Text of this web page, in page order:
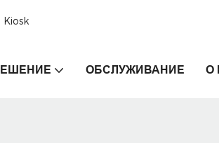
Kiosk
ОБСЛУЖИВАНИЕ О